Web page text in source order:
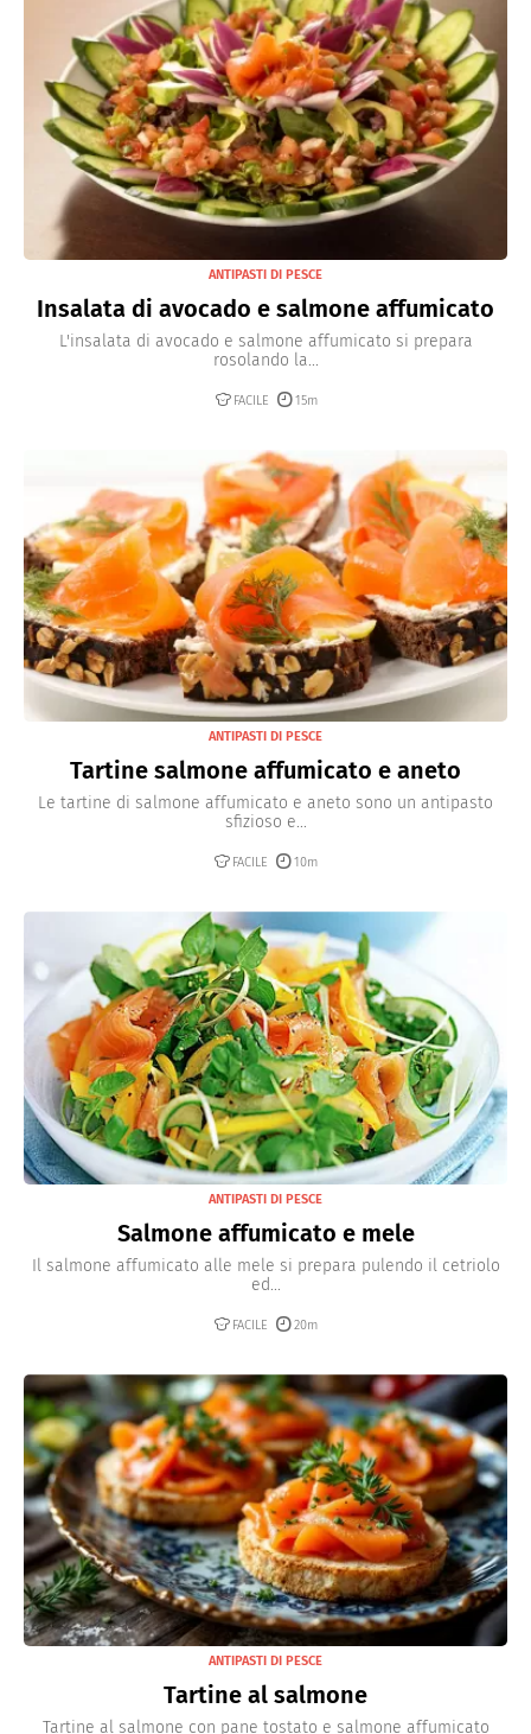
ANTIPASTI DI PESCE
Insalata di avocado e salmone affumicato
L'insalata di avocado e salmone affumicato si prepara
rosolando la...
FACILE 15m
ANTIPASTI DI PESCE
Tartine salmone affumicato e aneto
Le tartine di salmone affumicato e aneto sono un antipasto
sfizioso e...
FACILE 10m
ANTIPASTI DI PESCE
Salmone affumicato e mele
Il salmone affumicato alle mele si prepara pulendo il cetriolo
ed...
FACILE 20m
ANTIPASTI DI PESCE
Tartine al salmone
Tartine al salmone con pane tostato e salmone affumicato